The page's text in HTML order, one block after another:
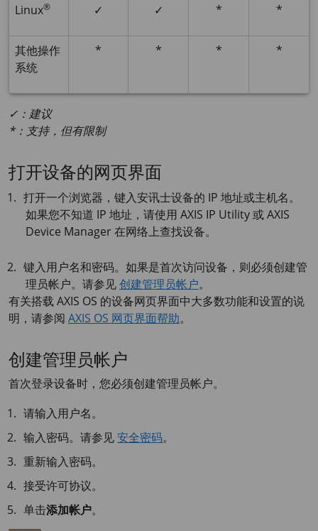
Linux® ✓ ✓ * *
其他操作
系统
* * * *
✓：建议
*：支持，但有限制
打开设备的网页界面
打开一个浏览器，键入安讯士设备的 IP 地址或主机名。
如果您不知道 IP 地址，请使用 AXIS IP Utility 或AXIS
Device Manager 在网络上查找设备。
键入用户名和密码。如果是首次访问设备，则必须创建管
理员帐户。请参见创建管理员帐户。
有关搭载 AXIS OS 的设备网页界面中大多数功能和设置的说
明，请参阅 AXIS OS 网页界面帮助。
创建管理员帐户
首次登录设备时，您必须创建管理员帐户。
请输入用户名。
输入密码。请参见安全密码。
重新输入密码。
接受许可协议。
单击添加帐户。